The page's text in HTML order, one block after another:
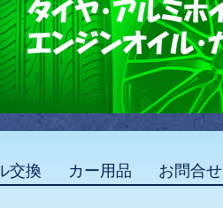
交換 カー用品 お問合せ